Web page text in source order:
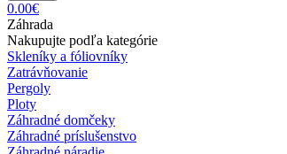
0.00€
Záhrada
Nakupujte podľa kategórie
Skleníky a fóliovníky
Zatrávňovanie
Pergoly
Ploty
Záhradné domčeky
Záhradné príslušenstvo